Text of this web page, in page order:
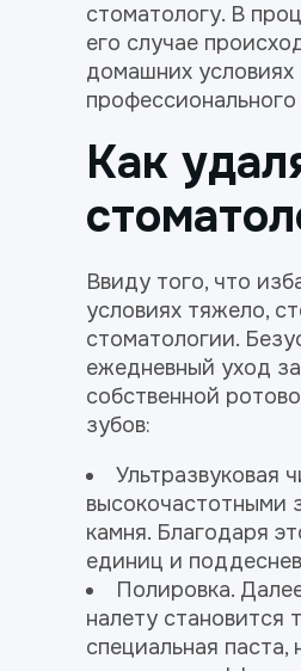
стоматологу. В
его случае
домашних условиях
Как
Ввиду того, что
условиях тяжело,
стоматологии.
ежедневный уход
собственной
зубов:
Ультразвуковая
высокочастотными
камня. Благодаря
единиц и
Полировка.
налету становится
специальная